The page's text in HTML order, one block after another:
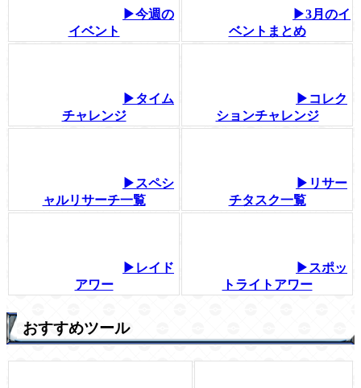
▶今週の
イベント
▶3月のイ
ベントまとめ
▶タイム
チャレンジ
▶コレク
ションチャレンジ
▶スペシ
ャルリサーチ一覧
▶リサー
チタスク一覧
▶レイド
アワー
▶スポッ
トライトアワー
おすすめツール